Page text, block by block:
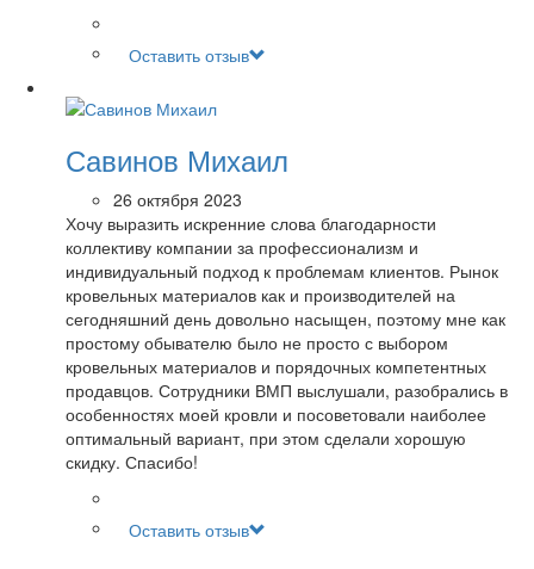
Оставить отзыв
Савинов Михаил
26 октября 2023
Хочу выразить искренние слова благодарности
коллективу компании за профессионализм и
индивидуальный подход к проблемам клиентов. Рынок
кровельных материалов как и производителей на
сегодняшний день довольно насыщен, поэтому мне как
простому обывателю было не просто с выбором
кровельных материалов и порядочных компетентных
продавцов. Сотрудники ВМП выслушали, разобрались в
особенностях моей кровли и посоветовали наиболее
оптимальный вариант, при этом сделали хорошую
скидку. Спасибо!
Оставить отзыв